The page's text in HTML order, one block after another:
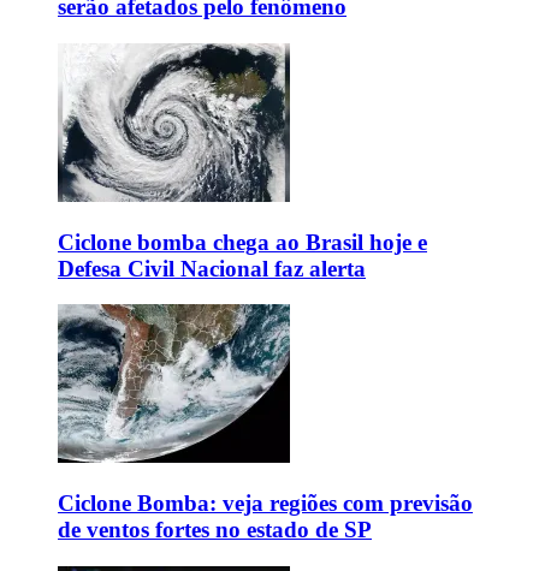
serão afetados pelo fenômeno
Ciclone bomba chega ao Brasil hoje e
Defesa Civil Nacional faz alerta
Ciclone Bomba: veja regiões com previsão
de ventos fortes no estado de SP